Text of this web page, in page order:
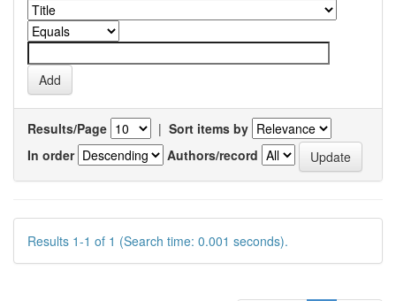
Results/Page | Sort items by
In order
Authors/record
Results 1-1 of 1 (Search time: 0.001 seconds).